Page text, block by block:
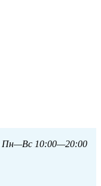
Пн—Вс 10:00—20:00